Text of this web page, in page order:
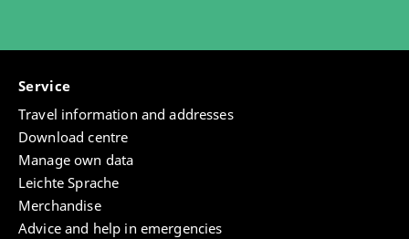
Service
Travel information and addresses
Download centre
Manage own data
Leichte Sprache
Merchandise
Advice and help in emergencies